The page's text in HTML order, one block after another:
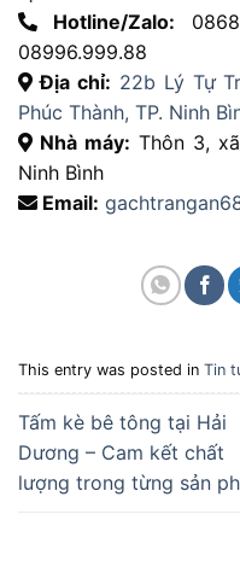
Hotline/Zalo:
08996.999.88
Địa chỉ: 22b Lý Tự
Phúc Thành, TP. Ninh
Nhà máy: Thôn 3,
Ninh Bình
Email:
This entry was posted in Tin
Tấm kè bê tông tại Hải
Dương – Cam kết chất
lượng trong từng sản